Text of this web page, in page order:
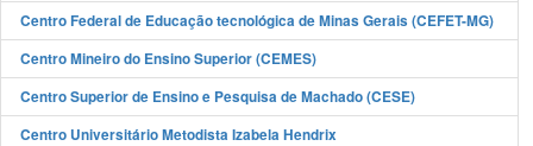
Centro Federal de Educação tecnológica de Minas Gerais (CEFET-MG)
Centro Mineiro do Ensino Superior (CEMES)
Centro Superior de Ensino e Pesquisa de Machado (CESE)
Centro Universitário Metodista Izabela Hendrix